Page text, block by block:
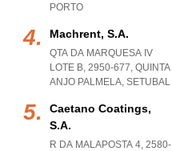
PORTO
Machrent, S.a.
QTA DA MARQUESA IV
LOTE B, 2950-677, QUINTA
ANJO PALMELA, SETUBAL
Caetano Coatings,
S.a.
R DA MALAPOSTA 4, 2580-